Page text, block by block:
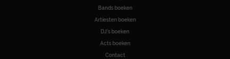
Bands boeken
Artiesten boeken
DJ’s boeken
Acts boeken
Contact